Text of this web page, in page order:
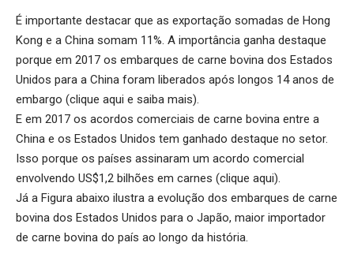
É importante destacar que as exportação somadas de Hong
Kong e a China somam 11%. A importância ganha destaque
porque em 2017 os embarques de carne bovina dos Estados
Unidos para a China foram liberados após longos 14 anos de
embargo (clique aqui e saiba mais).
E em 2017 os acordos comerciais de carne bovina entre a
China e os Estados Unidos tem ganhado destaque no setor.
Isso porque os países assinaram um acordo comercial
envolvendo US$1,2 bilhões em carnes (clique aqui).
Já a Figura abaixo ilustra a evolução dos embarques de carne
bovina dos Estados Unidos para o Japão, maior importador
de carne bovina do país ao longo da história.